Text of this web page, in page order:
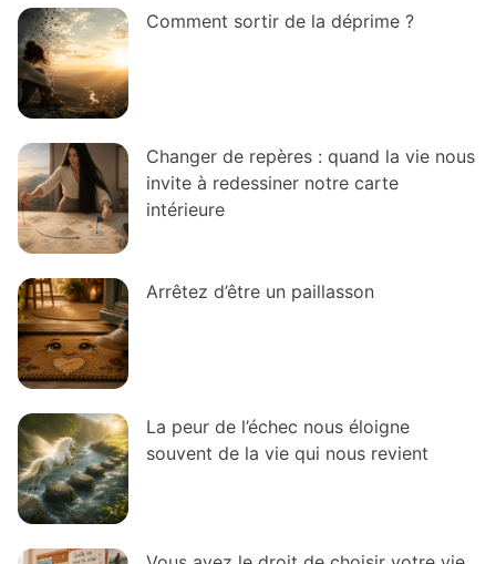
Comment sortir de la déprime ?
Changer de repères : quand la vie nous
invite à redessiner notre carte
intérieure
Arrêtez d’être un paillasson
La peur de l’échec nous éloigne
souvent de la vie qui nous revient